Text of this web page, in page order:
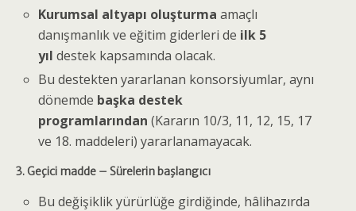
Kurumsal altyapı oluşturma amaçlı
danışmanlık ve eğitim giderleri de ilk 5
yıl destek kapsamında olacak.
Bu destekten yararlanan konsorsiyumlar, aynı
dönemde başka destek
programlarından (Kararın 10/3, 11, 12, 15, 17
ve 18. maddeleri) yararlanamayacak.
3. Geçici madde – Sürelerin başlangıcı
Bu değişiklik yürürlüğe girdiğinde, hâlihazırda